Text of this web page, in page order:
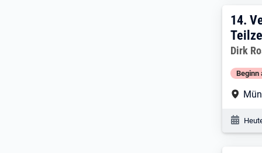
14:
14.
Dirk
Beginn